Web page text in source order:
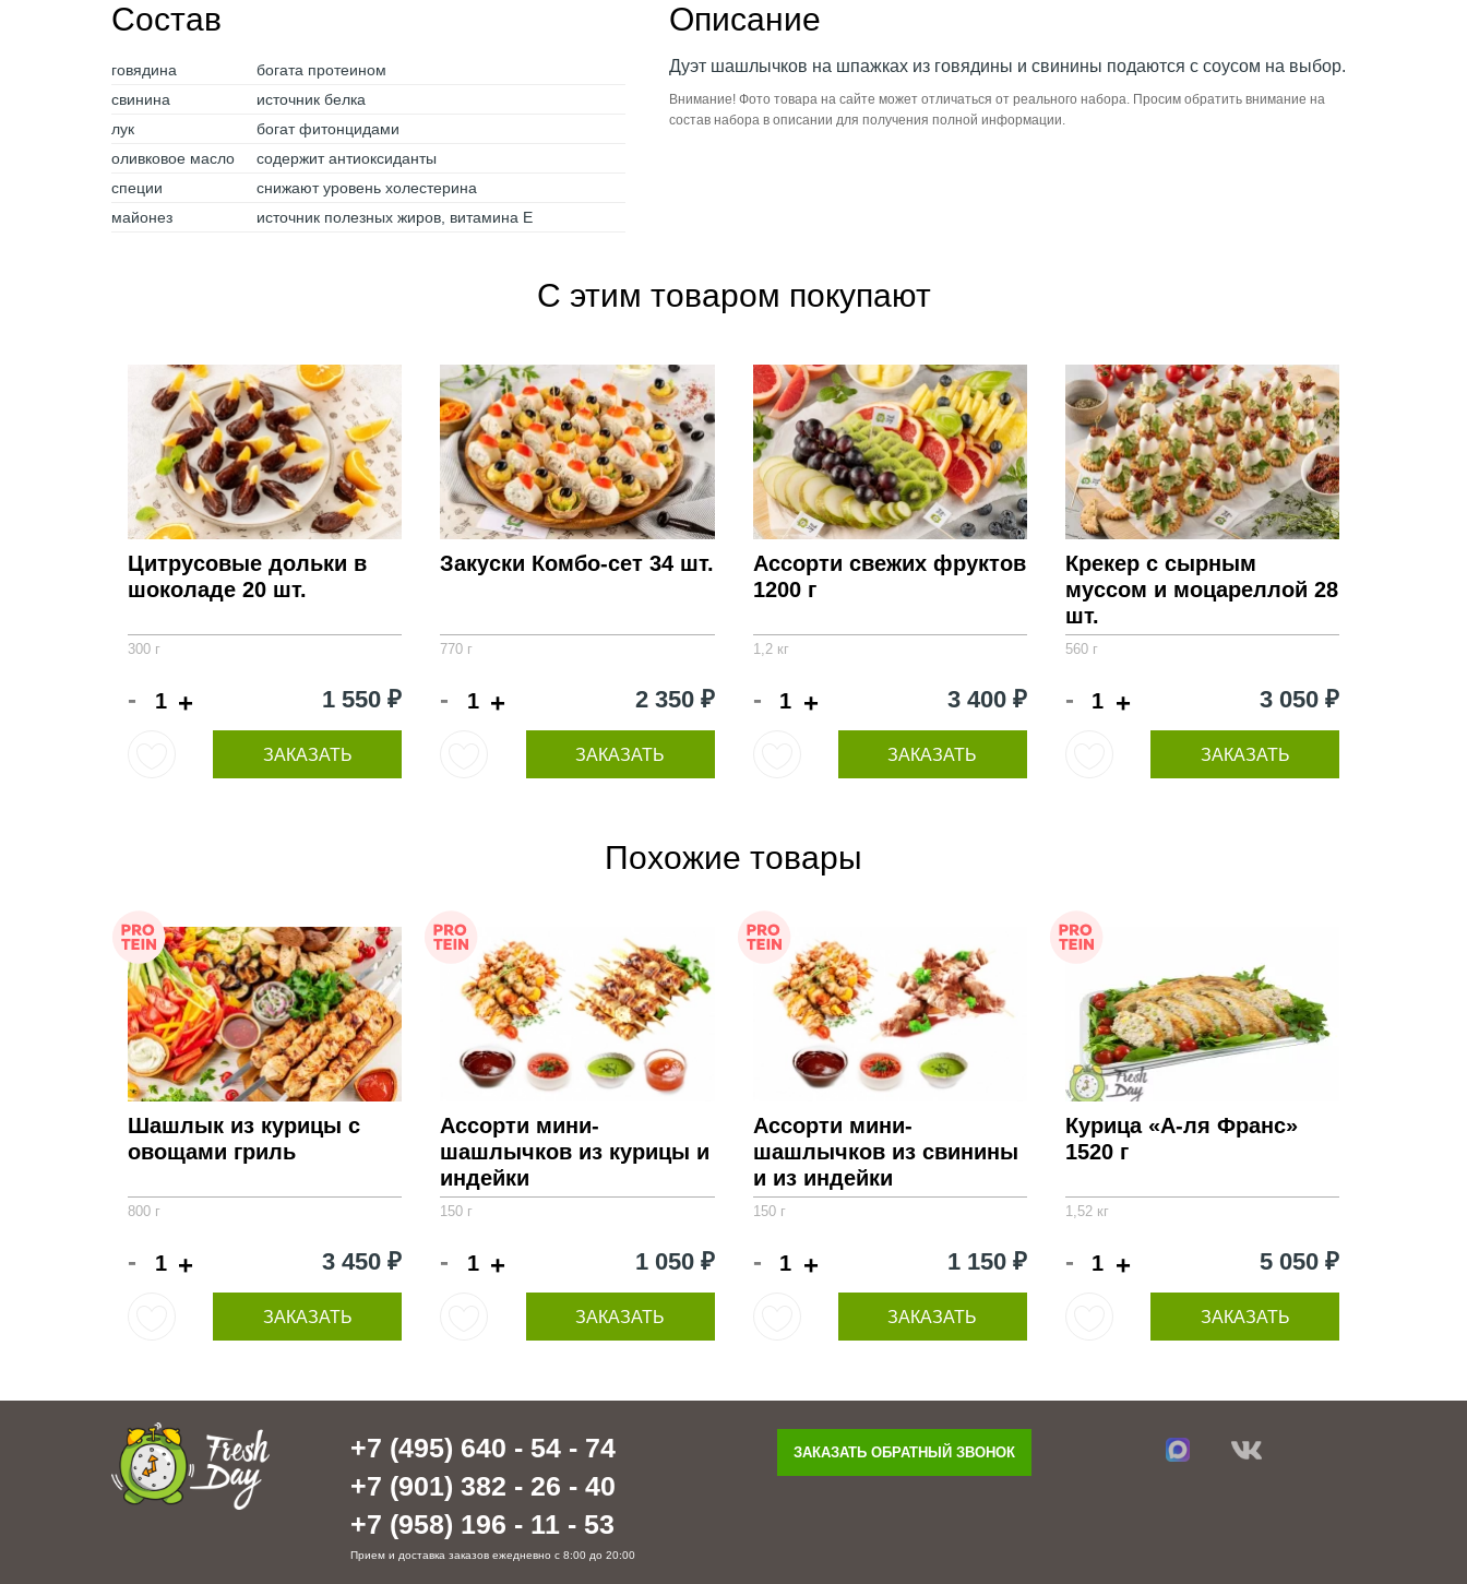
Состав
говядина
богата протеином
свинина
источник белка
лук
богат фитонцидами
оливковое масло
содержит антиоксиданты
специи
снижают уровень холестерина
майонез
источник полезных жиров, витамина Е
Описание
Дуэт шашлычков на шпажках из говядины и свинины подаются с соусом на выбор.
Внимание! Фото товара на сайте может отличаться от реального набора. Просим обратить внимание на
состав набора в описании для получения полной информации.
С этим товаром покупают
Цитрусовые дольки в
шоколаде 20 шт.
300 г
- + 1 550 ₽
ЗАКАЗАТЬ
Закуски Комбо-сет 34 шт.
770 г
- + 2 350 ₽
ЗАКАЗАТЬ
Ассорти свежих фруктов
1200 г
1,2 кг
- + 3 400 ₽
ЗАКАЗАТЬ
Крекер с сырным
муссом и моцареллой 28
шт.
560 г
- + 3 050 ₽
ЗАКАЗАТЬ
Похожие товары
Шашлык из курицы с
овощами гриль
800 г
- + 3 450 ₽
ЗАКАЗАТЬ
Ассорти мини-
шашлычков из курицы и
индейки
150 г
- + 1 050 ₽
ЗАКАЗАТЬ
Ассорти мини-
шашлычков из свинины
и из индейки
150 г
- + 1 150 ₽
ЗАКАЗАТЬ
Курица «А-ля Франс»
1520 г
1,52 кг
- + 5 050 ₽
ЗАКАЗАТЬ
+7 (495) 640 - 54 - 74
+7 (901) 382 - 26 - 40
+7 (958) 196 - 11 - 53
Прием и доставка заказов ежедневно с 8:00 до 20:00
ЗАКАЗАТЬ ОБРАТНЫЙ ЗВОНОК